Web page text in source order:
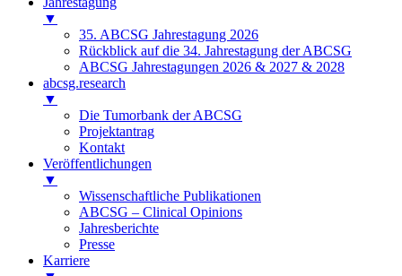
▼
35. ABCSG Jahrestagung 2026
Rückblick auf die 34. Jahrestagung der ABCSG
ABCSG Jahrestagungen 2026 & 2027 & 2028
abcsg.research
▼
Die Tumorbank der ABCSG
Projektantrag
Kontakt
Veröffentlichungen
▼
Wissenschaftliche Publikationen
ABCSG – Clinical Opinions
Jahresberichte
Presse
Karriere